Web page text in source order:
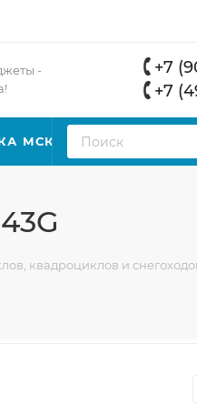
-
+7
+7
МСК
квадроциклов и